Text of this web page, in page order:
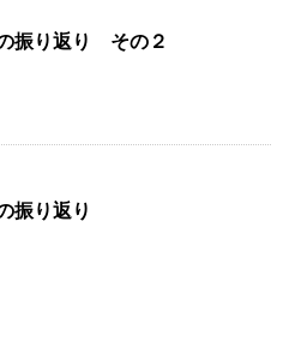
振り返り その２
振り返り